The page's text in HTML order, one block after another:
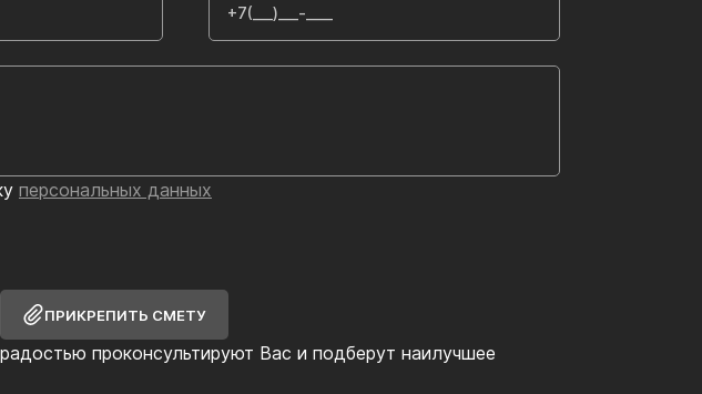
проконсультируют Вас и подберут наилучшее
персональных данных
ПРИКРЕПИТЬ СМЕТУ